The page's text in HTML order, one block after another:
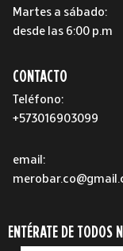
Martes a sábado:
desde las 6:00 p.m
CONTACTO
Teléfono:
+573016903099
email:
ENTÉRATE DE TODOS